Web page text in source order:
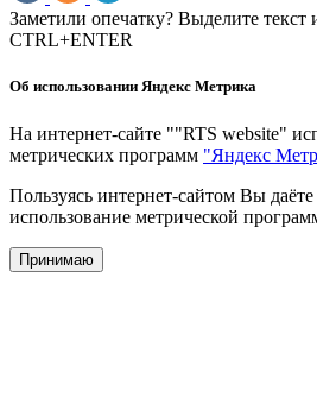
Заметили опечатку? Выделите текст
CTRL+ENTER
Об использовании Яндекс Метрика
На интернет-сайте ""RTS website"
метрических программ "Яндекс
Пользуясь интернет-сайтом Вы даёте
использование метрической
Принимаю